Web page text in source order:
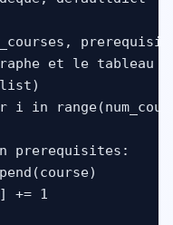
et le tableau
i in
prerequisites:
+= 1